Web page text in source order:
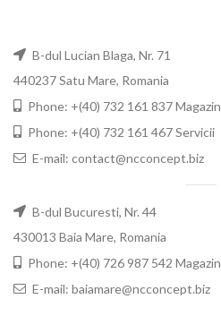
B-dul Lucian Blaga, Nr. 71
440237 Satu Mare, Romania
Phone: +(40) 732 161 837 Magazin
Phone: +(40) 732 161 467 Servicii
E-mail: contact@ncconcept.biz
B-dul Bucuresti, Nr. 44
430013 Baia Mare, Romania
Phone: +(40) 726 987 542 Magazin
E-mail: baiamare@ncconcept.biz